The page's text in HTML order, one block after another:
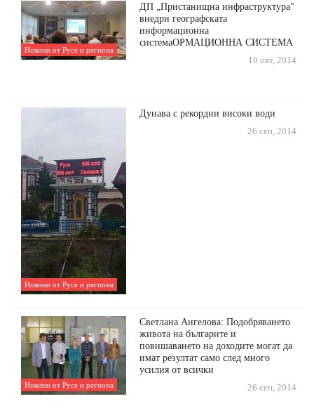
Новини от Русе и региона
ДП „Пристанищна инфраструктура"
внедри географската
информационна
системаОРМАЦИОННА СИСТЕМА
10 окт, 2014
Новини от Русе и региона
Дунава с рекордни високи води
26 сеп, 2014
Новини от Русе и региона
Светлана Ангелова: Подобряването
живота на българите и
повишаването на доходите могат да
имат резултат само след много
усилия от всички
26 сеп, 2014